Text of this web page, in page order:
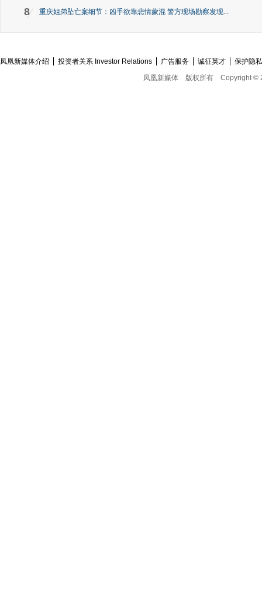
8 重庆姐弟坠亡案细节：凶手欲靠悲情蒙混 警方现场勘察发现...
凤凰新媒体介绍 投资者关系 Investor Relations 广告服务 诚征英才
保护隐
凤凰新媒体
版权所有 Copyright ©